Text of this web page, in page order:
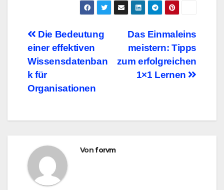
Beitragsnavigation
Das Einmaleins
meistern: Tipps
zum erfolgreichen
1×1 Lernen
Die Bedeutung
einer effektiven
Wissensdatenban
k für
Organisationen
Vonforvm